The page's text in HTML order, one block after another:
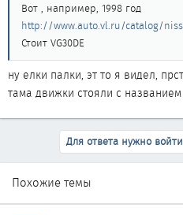
Вот , например, 1998 год
http://www.auto.vl.ru/catalog/
Стоит VG30DE
ну елки палки, эт то я видел,
тама движки стояли с названием
Для ответа нужно
Похожие темы